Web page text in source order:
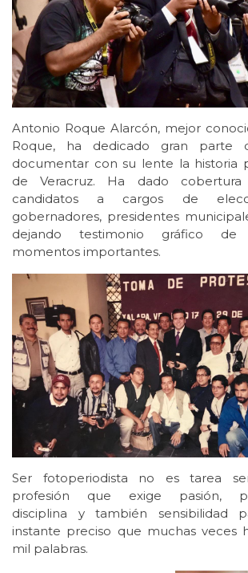
Antonio Roque Alarcón, mejor
Roque, ha dedicado gran parte
documentar con su lente la historia
de Veracruz. Ha dado
candidatos a cargos de
gobernadores, presidentes
dejando testimonio gráfico de
momentos importantes.
Ser fotoperiodista no es tarea
profesión que exige pasión,
disciplina y también sensibilidad
instante preciso que muchas veces
mil palabras.